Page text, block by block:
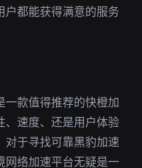
户都能获得满意的服务
一款值得推荐的快橙加
、速度、还是用户体验
对于寻找可靠黑豹加速
网络加速平台无疑是一